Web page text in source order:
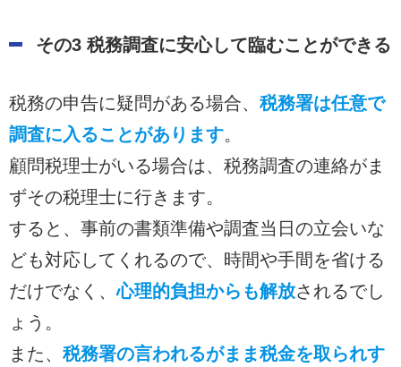
その3 税務調査に安心して臨むことができる
税務の申告に疑問がある場合、 税務署は任意で
調査に入ることがあります。
顧問税理士がいる場合は、税務調査の連絡がま
ずその税理士に行きます。
すると、事前の書類準備や調査当日の立会いな
ども対応してくれるので、時間や手間を省ける
だけでなく、心理的負担からも解放されるでし
ょう。
また、 税務署の言われるがまま税金を取られす